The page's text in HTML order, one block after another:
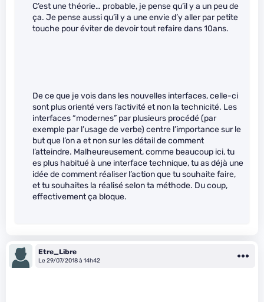
C’est une théorie… probable, je pense qu’il y a un peu de
ça. Je pense aussi qu’il y a une envie d’y aller par petite
touche pour éviter de devoir tout refaire dans 10ans.
De ce que je vois dans les nouvelles interfaces, celle-ci
sont plus orienté vers l’activité et non la technicité. Les
interfaces “modernes” par plusieurs procédé (par
exemple par l’usage de verbe) centre l’importance sur le
but que l’on a et non sur les détail de comment
l’atteindre. Malheureusement, comme beaucoup ici, tu
es plus habitué à une interface technique, tu as déjà une
idée de comment réaliser l’action que tu souhaite faire,
et tu souhaites la réalisé selon ta méthode. Du coup,
effectivement ça bloque.
Etre_Libre
Le 29/07/2018 à 14h42